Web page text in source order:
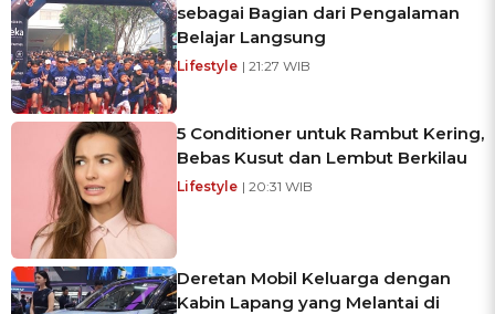
sebagai Bagian dari Pengalaman
Belajar Langsung
Lifestyle | 21:27 WIB
5 Conditioner untuk Rambut Kering,
Bebas Kusut dan Lembut Berkilau
Lifestyle | 20:31 WIB
Deretan Mobil Keluarga dengan
Kabin Lapang yang Melantai di